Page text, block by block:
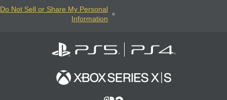
Do Not Sell or Share My Personal
Information